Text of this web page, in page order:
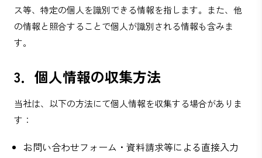
ス等、特定の個人を識別できる情報を指します。また、他
の情報と照合することで個人が識別される情報も含みま
す。
3．個人情報の収集方法
当社は、以下の方法にて個人情報を収集する場合がありま
す：
お問い合わせフォーム・資料請求等による直接入力